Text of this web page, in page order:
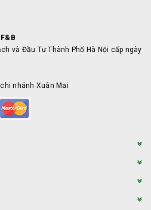
và Đầu Tư Thành Phố Hà Nội cấp ngày
chi nhánh Xuân Mai